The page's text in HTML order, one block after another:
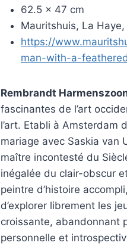
62.5 x 47 cm
Mauritshuis, La
https://
man-with-a-
Rembrandt
fascinantes de l’art
l’art. Etabli à Amsterdam
mariage avec Saskia van
maître incontesté du
inégalée du clair-obscur
peintre d’histoire
d’explorer librement les
croissante, abandonnant
personnelle et